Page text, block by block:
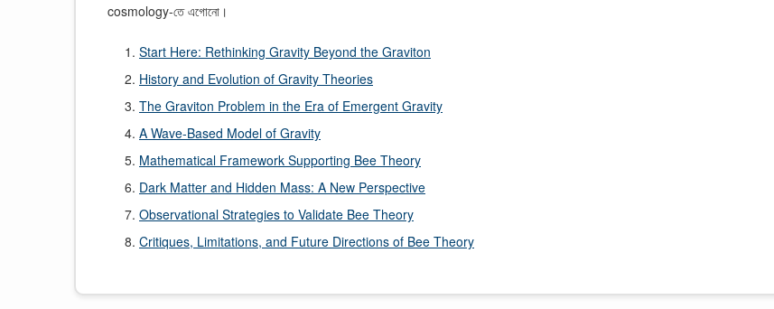
cosmology-তে এগোনো।
Start Here: Rethinking Gravity Beyond the Graviton
History and Evolution of Gravity Theories
The Graviton Problem in the Era of Emergent Gravity
A Wave-Based Model of Gravity
Mathematical Framework Supporting Bee Theory
Dark Matter and Hidden Mass: A New Perspective
Observational Strategies to Validate Bee Theory
Critiques, Limitations, and Future Directions of Bee Theory